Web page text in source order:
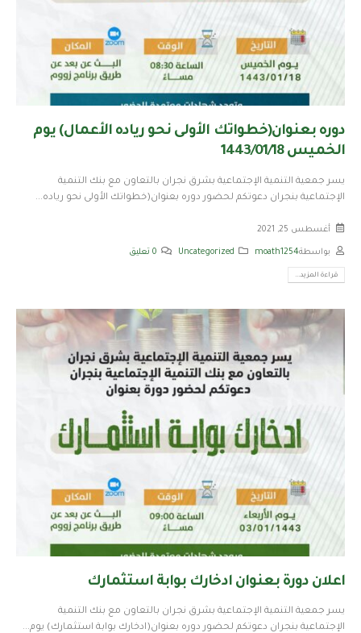
دوره بعنوان(خطواتك الأولى نحو رياده الأعمال) يوم
الخميس 1443/01/18
يسر جمعية التنمية الإجتماعية بشرق نجران بالتعاون مع بنك التنمية
الإجتماعية بنجران دعوتكم لحضور دوره بعنوان(خطواتك الأولى نحو رياده...
أغسطس 25, 2021
بواسطةmoath1254
Uncategorized 0 تعليق
قراءة المزيد...
اعلان دورة بعنوان ادخارك بوابة استثمارك
يسر جمعية التنمية الإجتماعية بشرق نجران بالتعاون مع بنك التنمية
الإجتماعية بنجران دعوتكم لحضور دوره بعنوان(ادخارك بوابة استثمارك) يوم...